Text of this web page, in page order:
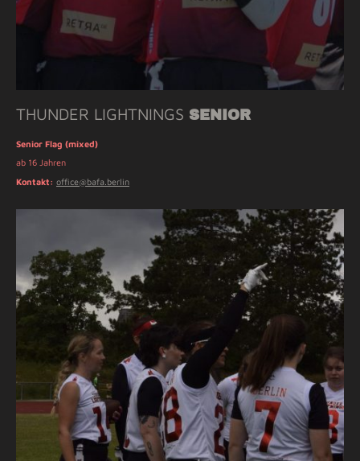
THUNDER LIGHTNINGS SENIOR
Senior Flag (mixed)
ab 16 Jahren
Kontakt: office@bafa.berlin